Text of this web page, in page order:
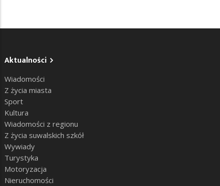
Aktualności
Wiadomości
Z życia miasta
Sport
Kultura
Wiadomości z regionu
Z życia suwalskich szkół
Wywiady
Turystyka
Motoryzacja
Nieruchomości